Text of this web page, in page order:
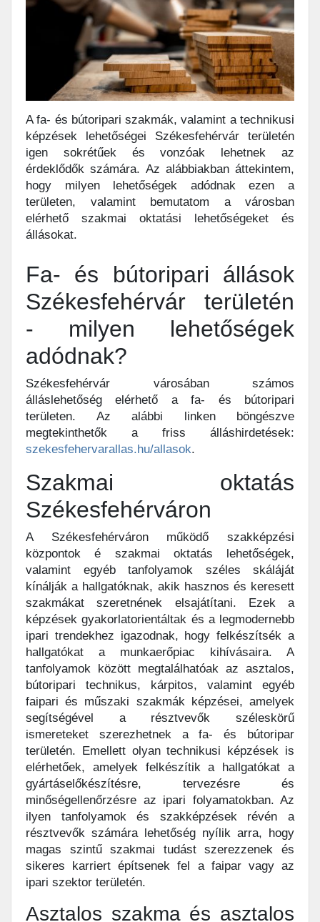
A fa- és bútoripari szakmák, valamint a technikusi
képzések lehetőségei Székesfehérvár területén
igen sokrétűek és vonzóak lehetnek az
érdeklődők számára. Az alábbiakban áttekintem,
hogy milyen lehetőségek adódnak ezen a
területen, valamint bemutatom a városban
elérhető szakmai oktatási lehetőségeket és
állásokat.
Fa- és bútoripari állások
Székesfehérvár területén
- milyen lehetőségek
adódnak?
Székesfehérvár városában számos
álláslehetőség elérhető a fa- és bútoripari
területen. Az alábbi linken böngészve
megtekinthetők a friss álláshirdetések:
szekesfehervarallas.hu/allasok.
Szakmai oktatás
Székesfehérváron
A Székesfehérváron működő szakképzési
központok é szakmai oktatás lehetőségek,
valamint egyéb tanfolyamok széles skáláját
kínálják a hallgatóknak, akik hasznos és keresett
szakmákat szeretnének elsajátítani. Ezek a
képzések gyakorlatorientáltak és a legmodernebb
ipari trendekhez igazodnak, hogy felkészítsék a
hallgatókat a munkaerőpiac kihívásaira. A
tanfolyamok között megtalálhatóak az asztalos,
bútoripari technikus, kárpitos, valamint egyéb
faipari és műszaki szakmák képzései, amelyek
segítségével a résztvevők széleskörű
ismereteket szerezhetnek a fa- és bútoripar
területén. Emellett olyan technikusi képzések is
elérhetőek, amelyek felkészítik a hallgatókat a
gyártáselőkészítésre, tervezésre és
minőségellenőrzésre az ipari folyamatokban. Az
ilyen tanfolyamok és szakképzések révén a
résztvevők számára lehetőség nyílik arra, hogy
magas szintű szakmai tudást szerezzenek és
sikeres karriert építsenek fel a faipar vagy az
ipari szektor területén.
Asztalos szakma és asztalos